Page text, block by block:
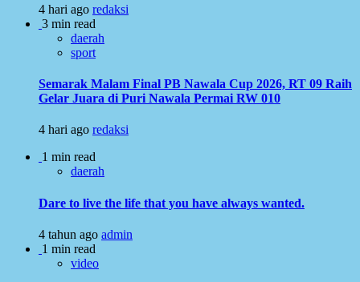
4 hari ago redaksi
3 min read
daerah
sport
Semarak Malam Final PB Nawala Cup 2026, RT 09 Raih
Gelar Juara di Puri Nawala Permai RW 010
4 hari ago redaksi
1 min read
daerah
Dare to live the life that you have always wanted.
4 tahun ago admin
1 min read
video